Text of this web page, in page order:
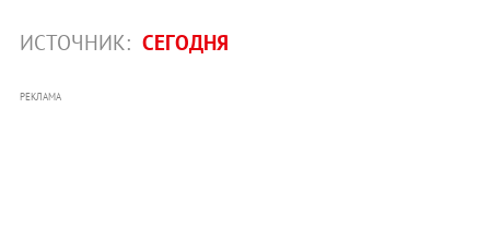
ИСТОЧНИК: СЕГОДНЯ
РЕКЛАМА